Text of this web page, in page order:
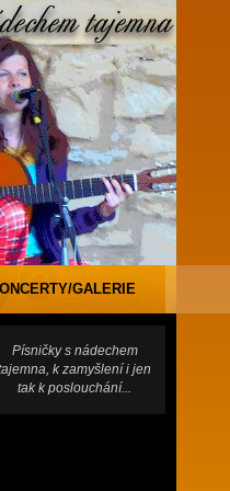
Písničky s nádechem
k zamyšlení i jen
tak k poslouchání...
GALERIE